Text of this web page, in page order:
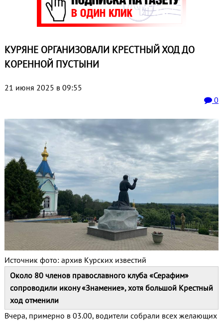
КУРЯНЕ ОРГАНИЗОВАЛИ КРЕСТНЫЙ ХОД ДО
КОРЕННОЙ ПУСТЫНИ
21 июня 2025 в 09:55
0
Источник фото: архив Курских известий
Около 80 членов православного клуба «Серафим»
сопроводили икону «Знамение», хотя большой Крестный
ход отменили
Вчера, примерно в 03.00, водители собрали всех желающих